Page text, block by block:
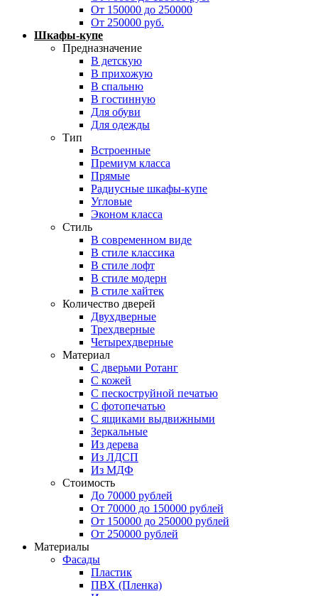
От 150000 до 250000
От 250000 руб.
Шкафы-купе
Предназначение
В детскую
В прихожую
В спальню
В гостинную
Для обуви
Для одежды
Тип
Встроенные
Премиум класса
Прямые
Радиусные шкафы-купе
Угловые
Эконом класса
Стиль
В современном виде
В стиле классика
В стиле лофт
В стиле модерн
В стиле хайтек
Количество дверей
Двухдверные
Трехдверные
Четырехдверные
Материал
C дверьми Ротанг
C кожей
C пескоструйной печатью
C фотопечатью
C ящиками выдвижными
Зеркальные
Из дерева
Из ЛДСП
Из МДФ
Стоимость
До 70000 рублей
От 70000 до 150000 рублей
От 150000 до 250000 рублей
От 250000 рублей
Материалы
Фасады
Пластик
ПВХ (Пленка)